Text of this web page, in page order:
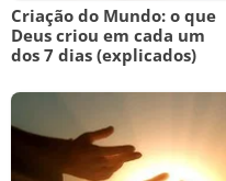
Criação do Mundo: o que
Deus criou em cada um
dos 7 dias (explicados)